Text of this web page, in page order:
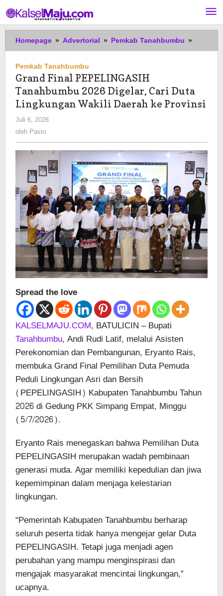
ke
konten
Homepage » Advertorial » Pemkab Tanahbumbu »
Final
Digelar,
Cari
Daerah
ke
Provinsi
Pemkab Tanahbumbu
Grand Final PEPELINGASIH
Tanahbumbu 2026 Digelar, Cari Duta
Lingkungan Wakili Daerah ke Provinsi
Juli 6, 2026
oleh Pasto
Spread the love
KALSELMAJU.COM, BATULICIN – Bupati
Tanahbumbu, Andi Rudi Latif, melalui Asisten
Perekonomian dan Pembangunan, Eryanto Rais,
membuka Grand Final Pemilihan Duta Pemuda
Peduli Lingkungan Asri dan Bersih
(PEPELINGASIH) Kabupaten Tanahbumbu Tahun
2026 di Gedung PKK Simpang Empat, Minggu
(5/7/2026).
Eryanto Rais menegaskan bahwa Pemilihan Duta
PEPELINGASIH merupakan wadah pembinaan
generasi muda. Agar memiliki kepedulian dan jiwa
kepemimpinan dalam menjaga kelestarian
lingkungan.
“Pemerintah Kabupaten Tanahbumbu berharap
seluruh peserta tidak hanya mengejar gelar Duta
PEPELINGASIH. Tetapi juga menjadi agen
perubahan yang mampu menginspirasi dan
mengajak masyarakat mencintai lingkungan,”
ucapnya.